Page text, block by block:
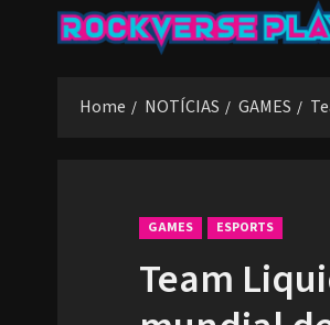
Home NOTÍCIAS GAMES
GAMES ESPORTS
Team